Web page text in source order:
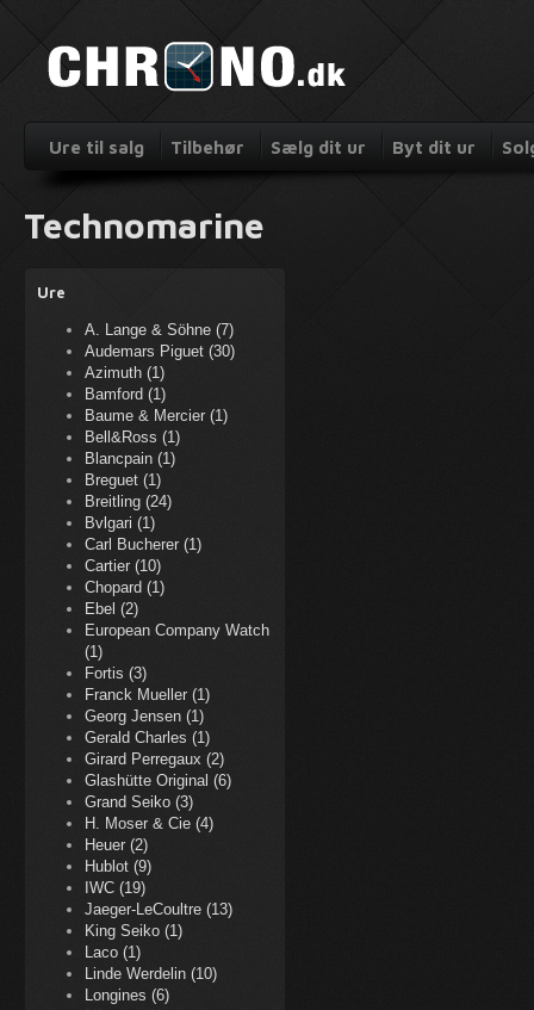
Ure til salg Tilbehør Sælg dit ur Byt dit ur
Technomarine
Ure
A. Lange & Söhne (7)
Audemars Piguet (30)
Azimuth (1)
Bamford (1)
Baume & Mercier (1)
Bell&Ross (1)
Blancpain (1)
Breguet (1)
Breitling (24)
Bvlgari (1)
Carl Bucherer (1)
Cartier (10)
Chopard (1)
Ebel (2)
European Company Watch
(1)
Fortis (3)
Franck Mueller (1)
Georg Jensen (1)
Gerald Charles (1)
Girard Perregaux (2)
Glashütte Original (6)
Grand Seiko (3)
H. Moser & Cie (4)
Heuer (2)
Hublot (9)
IWC (19)
Jaeger-LeCoultre (13)
King Seiko (1)
Laco (1)
Linde Werdelin (10)
Longines (6)